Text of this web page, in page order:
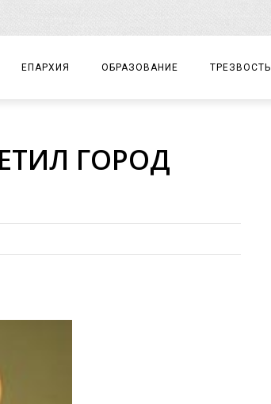
ЕПАРХИЯ
ЕПАРХИАЛЬНОЕ УПРАВЛЕНИЕ
ЕПАРХИАЛЬНЫЕ ОТДЕЛЫ
ДУХОВЕНСТВО
ХРАМЫ И МОНАСТЫРИ
ОБРАЗОВАНИЕ
ЦЕНТР «ВОЗРОЖДЕНИЕ»
ТРЕЗВОСТЬ
ГОРОД